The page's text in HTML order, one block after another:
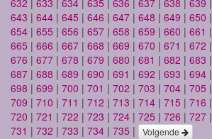
643 | 644 | 645 | 646 | 647 | 648 | 649 | 650 |
654 | 655 | 656 | 657 | 658 | 659 | 660 | 661 |
665 | 666 | 667 | 668 | 669 | 670 | 671 | 672 |
676 | 677 | 678 | 679 | 680 | 681 | 682 | 683 |
687 | 688 | 689 | 690 | 691 | 692 | 693 | 694 |
698 | 699 | 700 | 701 | 702 | 703 | 704 | 705 |
709 | 710 | 711 | 712 | 713 | 714 | 715 | 716 |
720 | 721 | 722 | 723 | 724 | 725 | 726 | 727 |
731 | 732 | 733 | 734 | 735 | Volgende